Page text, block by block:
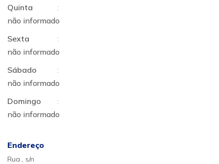
Quinta
:
não informado
Sexta
:
não informado
Sábado
:
não informado
Domingo
:
não informado
Endereço
Rua , s/n